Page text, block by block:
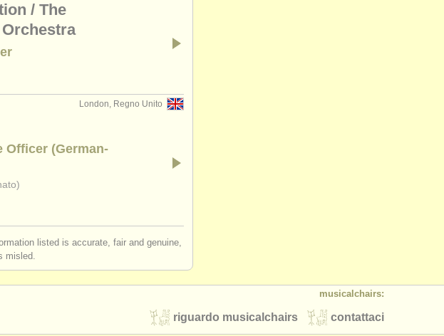
/ The
London, Regno Unito
Officer (German-
listed is accurate, fair and genuine,
misled.
musicalchairs:
contattaci
riguardo musicalchairs